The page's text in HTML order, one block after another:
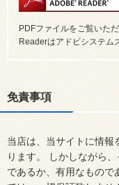
PDFファイルをご覧いた
Readerはアドビシステム
免責事項
当店は、当サイトに情報
ります。 しかしながら
であるか、有用なもので